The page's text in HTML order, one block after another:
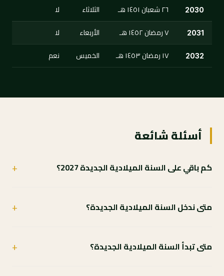
2030 ٢٦ شعبان ١٤٥١ هـ الثلاثاء لا
2031 ٧ رمضان ١٤٥٢ هـ الأربعاء لا
2032 ١٧ رمضان ١٤٥٣ هـ الخميس نعم
أسئلة شائعة
كم باقي على السنة الميلادية الجديدة 2027؟ +
متى ندخل السنة الميلادية الجديدة؟ +
متى تبدأ السنة الميلادية الجديدة؟ +